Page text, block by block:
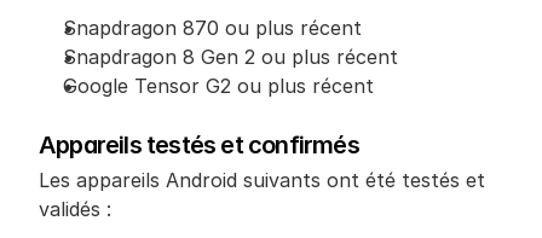
Snapdragon 870 ou plus récent
Snapdragon 8 Gen 2 ou plus récent
Google Tensor G2 ou plus récent
Appareils testés et confirmés
Les appareils Android suivants ont été testés et
validés :